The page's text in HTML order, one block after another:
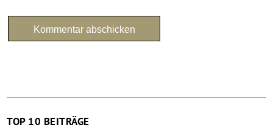
TOP 10 BEITRÄGE